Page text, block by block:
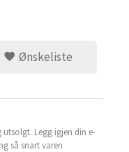
Ønskeliste
Legg igjen din e-
så snart varen